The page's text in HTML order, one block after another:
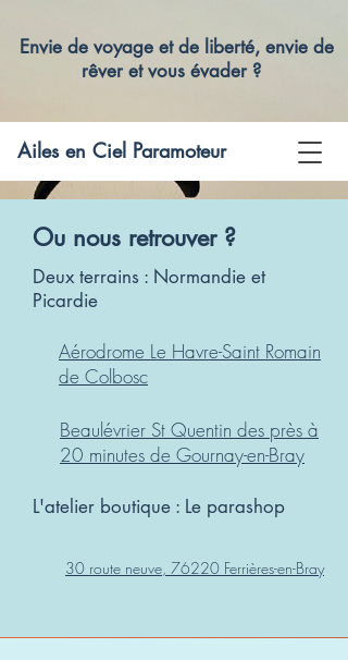
Ailes en Ciel Paramoteur
Envie de voyage et de liberté, envie de
rêver et vous évader ?
Ou nous retrouver ?
Deux terrains : Normandie et
Picardie
Aérodrome Le Havre-Saint Romain
de Colbosc
Beaulévrier St Quentin des près à
20 minutes de Gournay-en-Bray
L'atelier boutique : Le parashop
30 route neuve, 76220 Ferrières-en-Bray